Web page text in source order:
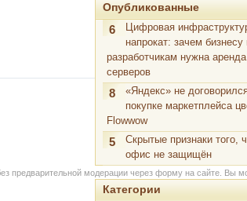
Опубликованные
6
Цифровая
напрокат: зачем бизнесу
разработчикам нужна аренда
серверов
8
«Яндекс» не
покупке маркетплейса
Flowwow
5
Скрытые признаки того,
офис не защищён
Категории
предварительной модерации через форму на сайте. Вы